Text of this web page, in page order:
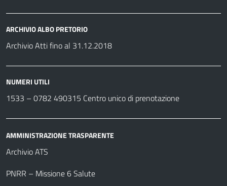
ARCHIVIO ALBO PRETORIO
Archivio Atti fino al 31.12.2018
NUMERI UTILI
1533 – 0782 490315 Centro unico di prenotazione
AMMINISTRAZIONE TRASPARENTE
Archivio ATS
PNRR – Missione 6 Salute